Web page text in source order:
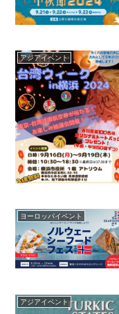
アジアイベント
ヨーロッパイベント
アジアイベント